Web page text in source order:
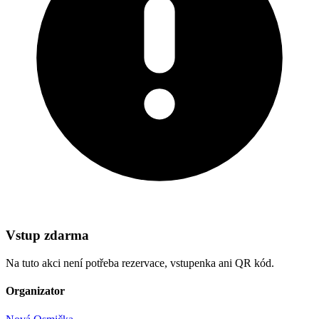
Vstup zdarma
Na tuto akci není potřeba rezervace, vstupenka ani QR kód.
Organizator